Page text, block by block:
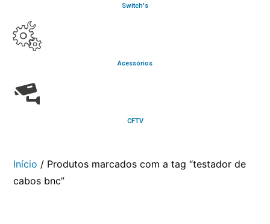
Switch's
Acessórios
CFTV
Início / Produtos marcados com a tag “testador de
cabos bnc”